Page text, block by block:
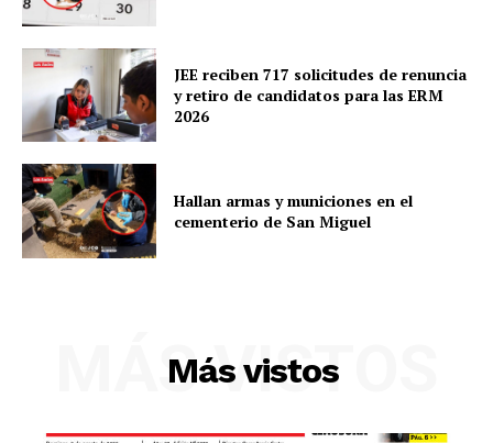
JEE reciben 717 solicitudes de renuncia
y retiro de candidatos para las ERM
2026
Hallan armas y municiones en el
cementerio de San Miguel
Más vistos
MÁS VISTOS